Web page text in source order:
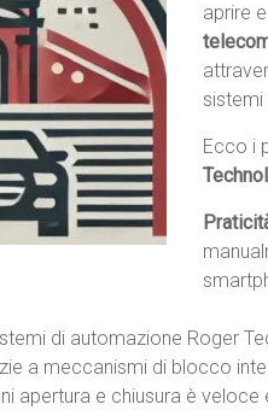
aprire
Ecco i
di automazione Roger
a meccanismi di blocco
apertura e chiusura è veloce